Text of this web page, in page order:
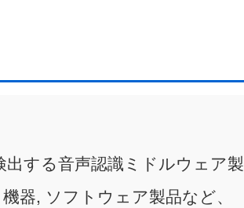
する⾳声認識ミドルウェア製
器, ソフトウェア製品など、